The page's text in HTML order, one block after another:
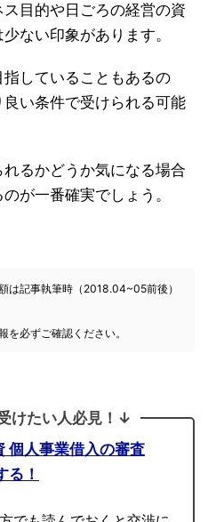
目的や日ごろの経営の資
ない印象があります。
していることもあるの
い条件で受けられる可能
るかどうか気になる場合
が一番確実でしょう。
は記事執筆時（2018.04~05前後）
を必ずご確認ください。
けたい人必見！↓
個人事業借入の審査
る！